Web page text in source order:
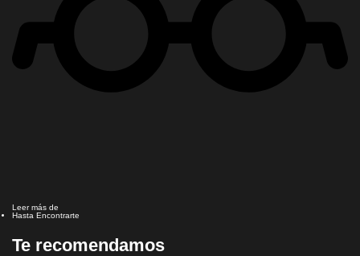
Leer más de
Hasta Encontrarte
Te recomendamos